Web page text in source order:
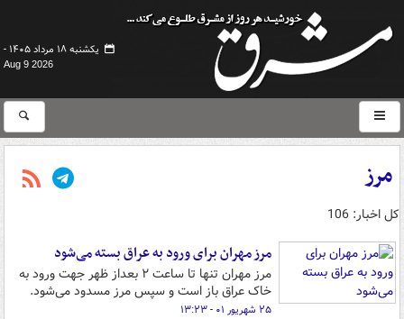
یکشنبه ۱۸ مرداد ۱۴۰۵ -
Aug 9 2026
مرز
کل اخبار: 106
مرز مهران برای ورود به عراق بسته می‌شود
مرز مهران تنها تا ساعت ۲ بعداز ظهر جهت ورود به
خاک عراق باز است و سپس مرز مسدود می‌شود.
۲۵ شهریور ۰۱ - ۱۳:۲۳